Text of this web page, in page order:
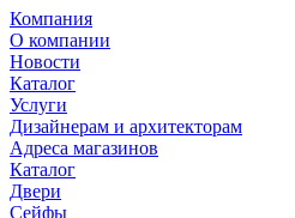
Компания
О компании
Новости
Каталог
Услуги
Дизайнерам и архитекторам
Адреса магазинов
Каталог
Двери
Сейфы